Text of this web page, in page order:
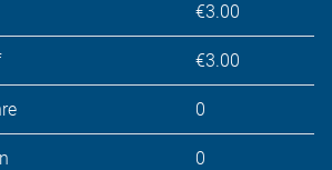
€3.00
€3.00
0
0